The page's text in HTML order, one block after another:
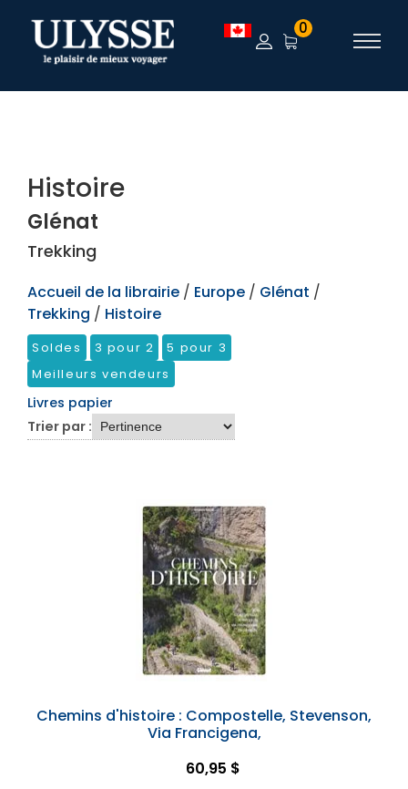
TEST 0
Histoire
Glénat
Trekking
Accueil de la librairie / Europe / Glénat /
Trekking / Histoire
Soldes 3 pour 2
5 pour 3
Meilleurs vendeurs
Livres papier
Trier par :
Chemins d'histoire : Compostelle, Stevenson,
Via Francigena,
60,95 $